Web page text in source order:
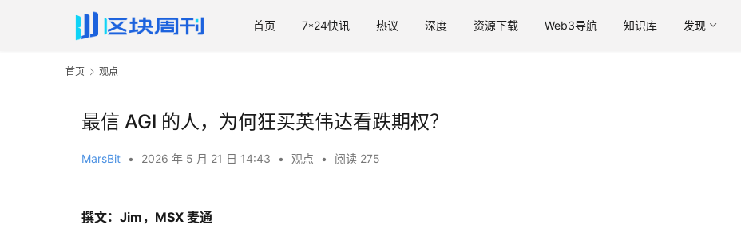
首页 7*24快讯 热议 深度 资源下载 Web3导航 知识库 发现
首页 观点
最信 AGI 的人，为何狂买英伟达看跌期权？
MarsBit • 2026 年 5 月 21 日 14:43 • 观点 • 阅读 275
撰文：Jim，MSX 麦通